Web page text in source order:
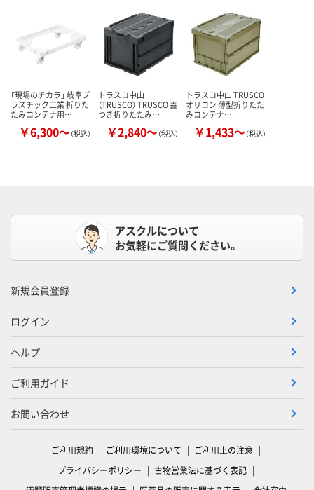
「現場のチカラ」 岐阜プ
ラスチック工業 折りた
たみコンテナ用…
￥6,300～（税込）
トラスコ中山
（TRUSCO） TRUSCO 蓋
つき折りたたみ…
￥2,840～（税込）
トラスコ中山 TRUSCO
オリコン 薄型折りたた
みコンテナ…
￥1,433～（税込）
アスクルについて
お気軽にご質問ください。
新規会員登録
ログイン
ヘルプ
ご利用ガイド
お問い合わせ
ご利用規約 ご利用環境について
ご利用上の注意
プライバシーポリシー
古物営業法に基づく表記